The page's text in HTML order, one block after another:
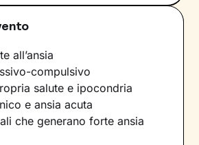
all’ansia
compulsivo
salute e ipocondria
e ansia acuta
che generano forte ansia